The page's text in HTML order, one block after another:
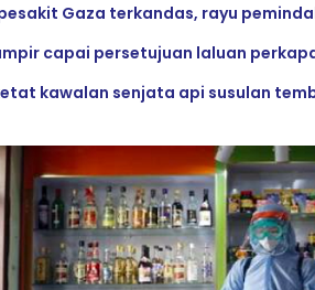
Gaza terkandas, rayu
capai persetujuan laluan
kawalan senjata api susulan